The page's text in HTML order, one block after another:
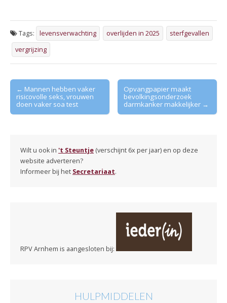
Tags: levensverwachting overlijden in 2025
sterfgevallen
vergrijzing
Post
navigation
← Mannen hebben vaker
risicovolle seks, vrouwen
doen vaker soa test
Opvangpapier maakt
bevolkingsonderzoek
darmkanker makkelijker →
Wilt u ook in 't Steuntje (verschijnt 6x per jaar) en op deze
website adverteren?
Informeer bij het Secretariaat.
RPV Arnhem is aangesloten bij:
HULPMIDDELEN